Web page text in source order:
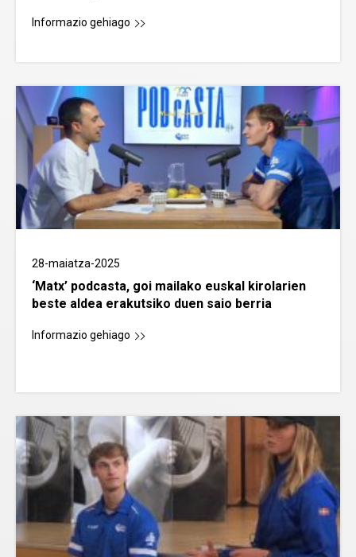
Informazio gehiago
28-maiatza-2025
‘Matx’ podcasta, goi mailako euskal kirolarien
beste aldea erakutsiko duen saio berria
Informazio gehiago